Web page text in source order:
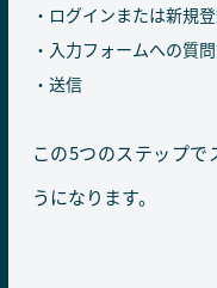
ログインまたは新規
入力フォームへの質
送信
この5つのステップで
うになります。